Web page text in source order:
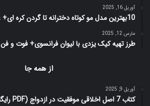
آوریل 16, 2025
10بهترین مدل مو کوتاه دخترانه تا گردن کره ای+ عکس
مارس 12, 2025
طرز تهیه کیک یزدی با لیوان فرانسوی+ فوت و فن
از همه جا
آوریل 9, 2025
کتاب 7 اصل اخلاقی موفقیت در ازدواج (PDF رایگان و خلاصه)